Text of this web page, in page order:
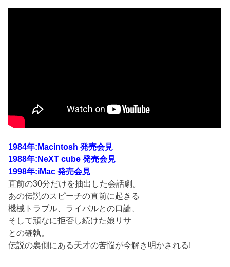
1984年:Macintosh 発売会見
1988年:NeXT cube 発売会見
1998年:iMac 発売会見
直前の30分だけを抽出した会話劇。
あの伝説のスピーチの直前に起きる
機械トラブル、ライバルとの口論、
そして頑なに拒否し続けた娘リサ
との確執。
伝説の裏側にある天才の苦悩が今解き明かされる!